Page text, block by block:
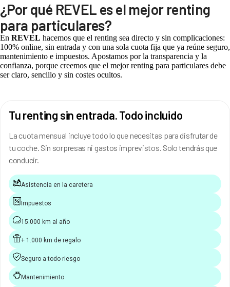
¿Por qué REVEL es el mejor renting
para particulares?
En REVEL hacemos que el renting sea directo y sin complicaciones:
100% online, sin entrada y con una sola cuota fija que ya reúne seguro,
mantenimiento e impuestos. Apostamos por la transparencia y la
confianza, porque creemos que el mejor renting para particulares debe
ser claro, sencillo y sin costes ocultos.
Tu renting sin entrada. Todo incluido
La cuota mensual incluye todo lo que necesitas para disfrutar de
tu coche. Sin sorpresas ni gastos imprevistos. Solo tendrás que
conducir.
Asistencia en la caretera
Impuestos
15.000 km al año
+ 1.000 km de regalo
Seguro a todo riesgo
Mantenimiento